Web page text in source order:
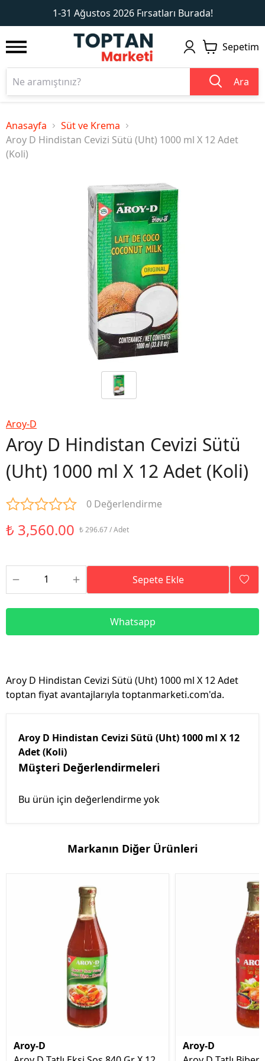
1-31 Ağustos 2026 Fırsatları Burada!
1 2
Sepetim
Ara
Anasayfa
Süt ve Krema
Aroy D Hindistan Cevizi Sütü (Uht) 1000 ml X 12 Adet
(Koli)
Aroy-D
Aroy D Hindistan Cevizi Sütü
(Uht) 1000 ml X 12 Adet (Koli)
0 Değerlendirme
₺ 3,560.00 ₺ 296.67 / Adet
Sepete Ekle
Whatsapp
Aroy D Hindistan Cevizi Sütü (Uht) 1000 ml X 12 Adet
toptan fiyat avantajlarıyla toptanmarketi.com'da.
Aroy D Hindistan Cevizi Sütü (Uht) 1000 ml X 12
Adet (Koli)
Müşteri Değerlendirmeleri
Bu ürün için değerlendirme yok
Markanın Diğer Ürünleri
Aroy-D
Aroy-D